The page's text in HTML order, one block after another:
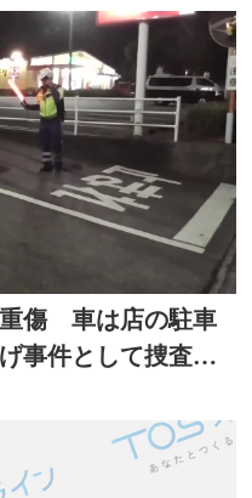
傷 車は店の駐車
事件として捜査